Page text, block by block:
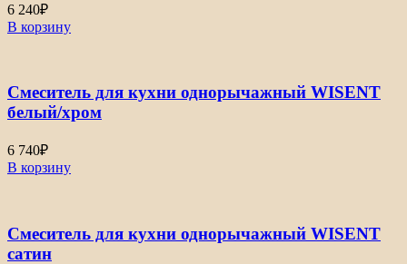
6 240₽
В корзину
Смеситель для кухни однорычажный WISENT
белый/хром
6 740₽
В корзину
Смеситель для кухни однорычажный WISENT
сатин